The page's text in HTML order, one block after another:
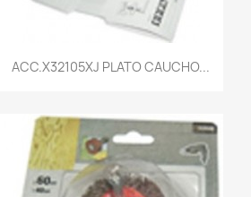
Vista rápida
ACC.X32105XJ PLATO CAUCHO...